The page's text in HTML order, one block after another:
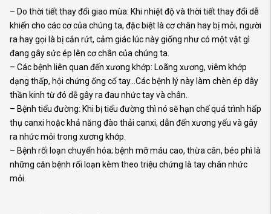
– Do thời tiết thay đổi giao mùa: Khi nhiệt độ và thời tiết thay đổi dễ
khiến cho các cơ của chúng ta, đặc biệt là cơ chân hay bị mỏi, người
ra hay gọi là bị cắn rứt, cảm giác lúc này giống như có một vật gì
đang gây sức ép lên cơ chân của chúng ta.
– Các bệnh liên quan đến xương khớp: Loãng xương, viêm khớp
dạng thấp, hội chứng ống cổ tay…Các bệnh lý này làm chèn ép dây
thần kinh từ đó dễ gây ra đau nhức tay và chân.
– Bệnh tiểu đường: Khi bị tiểu đường thì nó sẽ hạn chế quá trình hấp
thụ canxi hoặc khả năng đào thải canxi, dẫn đến xương yếu và gây
ra nhức mỏi trong xương khớp.
– Bệnh rối loạn chuyển hóa; bệnh mỡ máu cao, thừa cân, béo phì là
những căn bệnh rối loạn kèm theo triệu chứng là tay chân nhức
mỏi.